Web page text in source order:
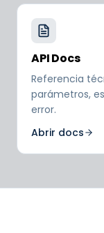
API Docs
Referencia
parámetros,
error.
Abrir docs